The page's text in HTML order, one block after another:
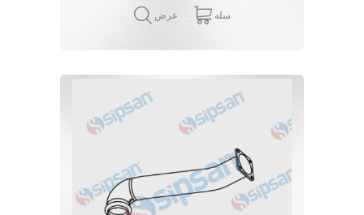
عرض سله